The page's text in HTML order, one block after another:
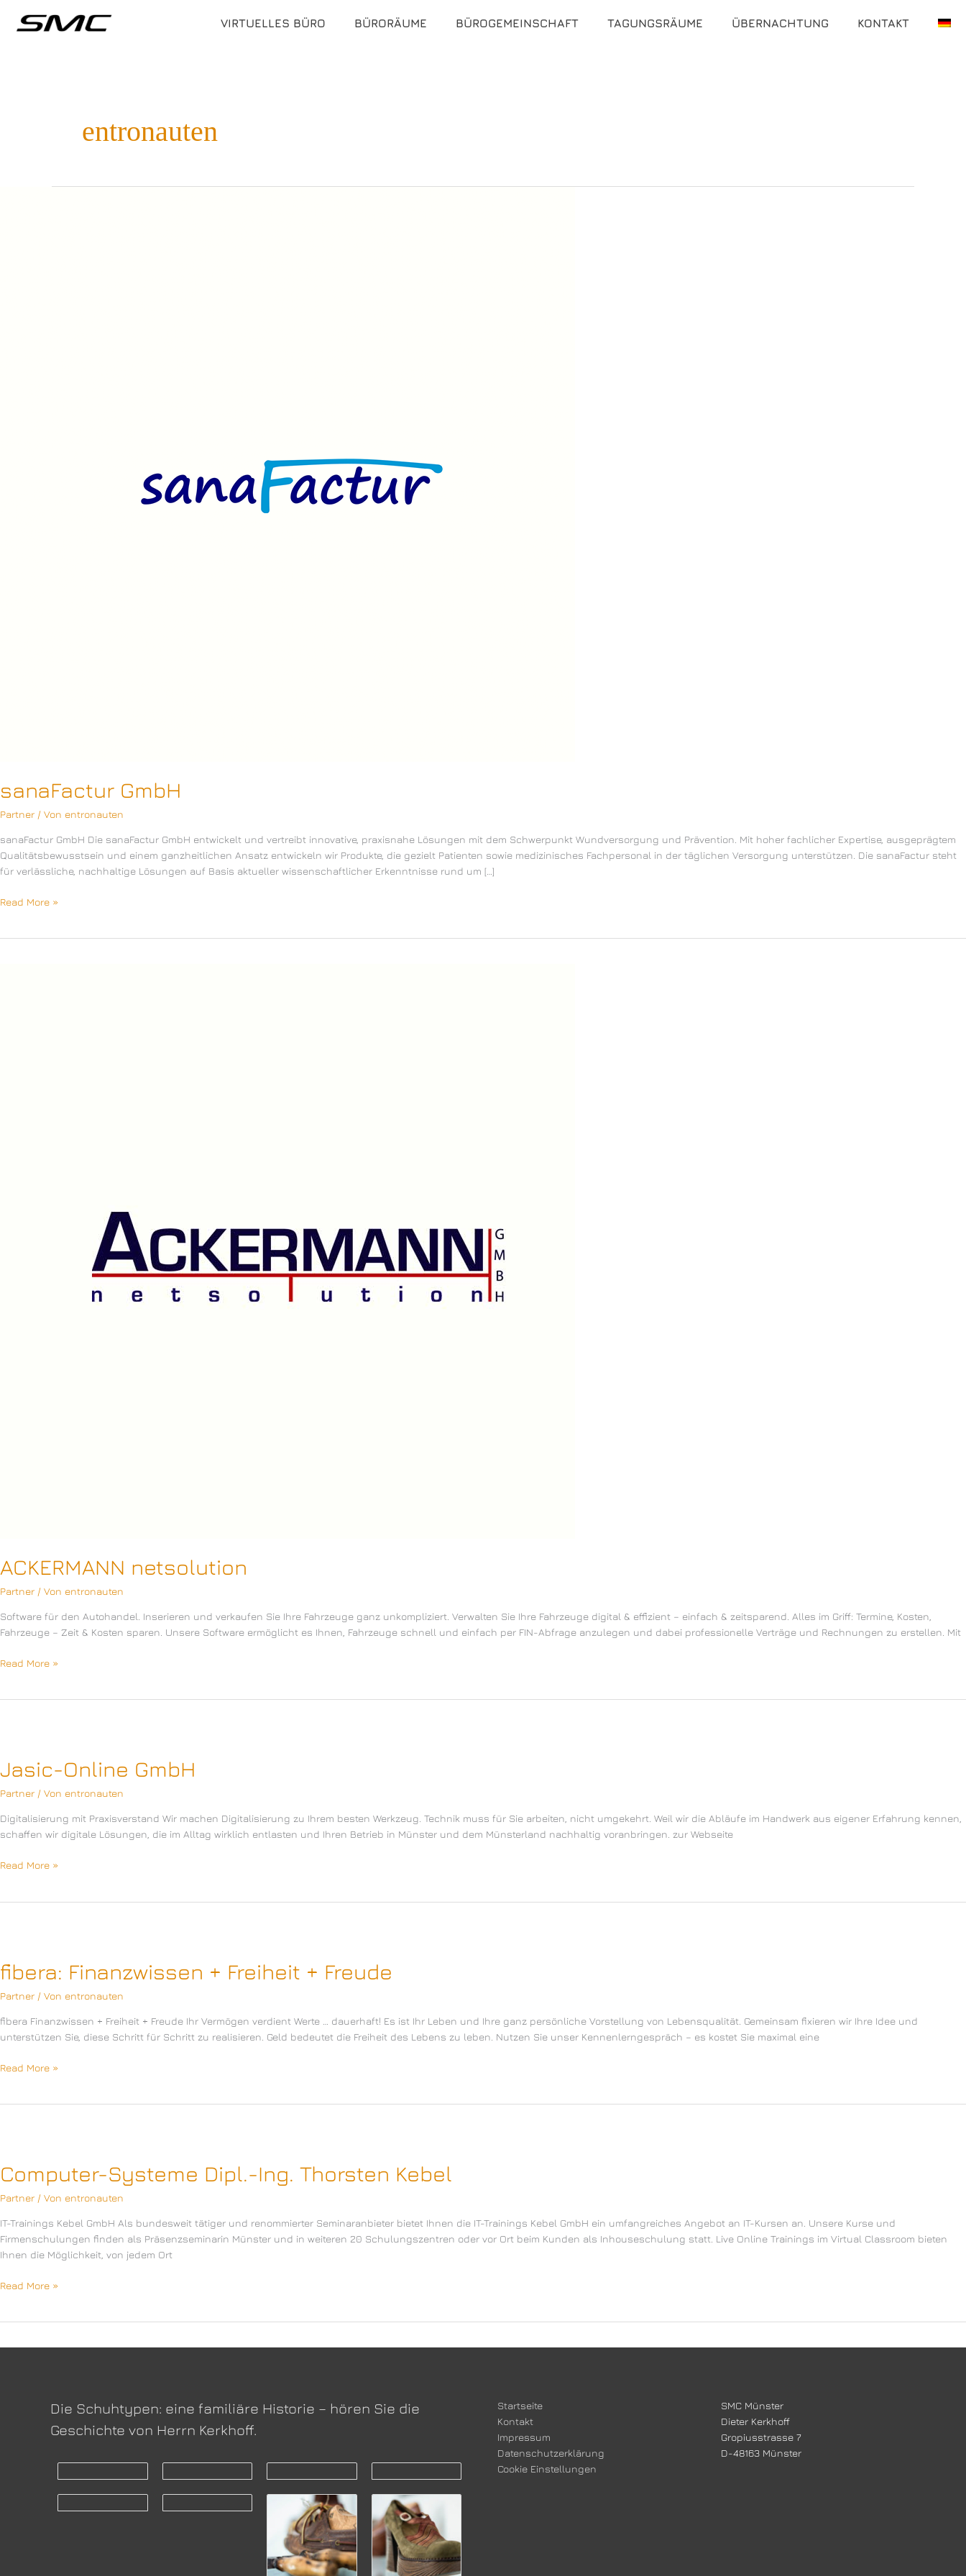
Inhalt
VIRTUELLES BÜRO BÜRORÄUME BÜROGEMEINSCHAFT TAGUNGSRÄUME ÜBERNACHTUNG KONTAKT
entronauten
sanaFactur GmbH
Partner / Von entronauten
sanaFactur GmbH Die sanaFactur GmbH entwickelt und vertreibt innovative, praxisnahe Lösungen mit dem Schwerpunkt Wundversorgung und Prävention. Mit hoher fachlicher Expertise, ausgeprägtem
Qualitätsbewusstsein und einem ganzheitlichen Ansatz entwickeln wir Produkte, die gezielt Patienten sowie medizinisches Fachpersonal in der täglichen Versorgung unterstützen. Die sanaFactur steht
für verlässliche, nachhaltige Lösungen auf Basis aktueller wissenschaftlicher Erkenntnisse rund um […]
sanaFactur
Read More »
ACKERMANN netsolution
Partner / Von entronauten
Software für den Autohandel. Inserieren und verkaufen Sie Ihre Fahrzeuge ganz unkompliziert. Verwalten Sie Ihre Fahrzeuge digital & effizient – einfach & zeitsparend. Alles im Griff: Termine, Kosten,
Fahrzeuge – Zeit & Kosten sparen. Unsere Software ermöglicht es Ihnen, Fahrzeuge schnell und einfach per FIN-Abfrage anzulegen und dabei professionelle Verträge und Rechnungen zu erstellen. Mit
ACKERMANN
Read More »
Jasic-Online GmbH
Partner / Von entronauten
Digitalisierung mit Praxisverstand Wir machen Digitalisierung zu Ihrem besten Werkzeug. Technik muss für Sie arbeiten, nicht umgekehrt. Weil wir die Abläufe im Handwerk aus eigener Erfahrung kennen,
schaffen wir digitale Lösungen, die im Alltag wirklich entlasten und Ihren Betrieb in Münster und dem Münsterland nachhaltig voranbringen. zur Webseite
Jasic-
Read More »
fibera: Finanzwissen + Freiheit + Freude
Partner / Von entronauten
fibera Finanzwissen + Freiheit + Freude Ihr Vermögen verdient Werte … dauerhaft! Es ist Ihr Leben und Ihre ganz persönliche Vorstellung von Lebensqualität. Gemeinsam fixieren wir Ihre Idee und
unterstützen Sie, diese Schritt für Schritt zu realisieren. Geld bedeutet die Freiheit des Lebens zu leben. Nutzen Sie unser Kennenlerngespräch – es kostet Sie maximal eine
fibera:
Read More »
Computer-Systeme Dipl.-Ing. Thorsten Kebel
Partner / Von entronauten
IT-Trainings Kebel GmbH Als bundesweit tätiger und renommierter Seminaranbieter bietet Ihnen die IT-Trainings Kebel GmbH ein umfangreiches Angebot an IT-Kursen an. Unsere Kurse und
Firmenschulungen finden als Präsenzseminarin Münster und in weiteren 20 Schulungszentren oder vor Ort beim Kunden als Inhouseschulung statt. Live Online Trainings im Virtual Classroom bieten
Ihnen die Möglichkeit, von jedem Ort
Computer-
Thorsten
Read More »
Die Schuhtypen: eine familiäre Historie – hören Sie die
Geschichte von Herrn Kerkhoff.
Startseite
Kontakt
Impressum
Datenschutzerklärung
Cookie Einstellungen
SMC Münster
Dieter Kerkhoff
Gropiusstrasse 7
D-48163 Münster